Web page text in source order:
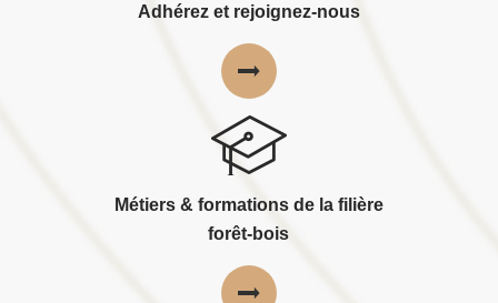
Adhérez et rejoignez-nous
Métiers & formations de la filière
forêt-bois